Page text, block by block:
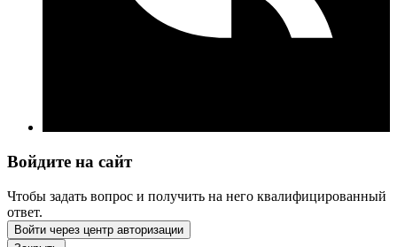
Войдите на сайт
Чтобы задать вопрос и получить на него квалифицированный
ответ.
Войти через центр авторизации